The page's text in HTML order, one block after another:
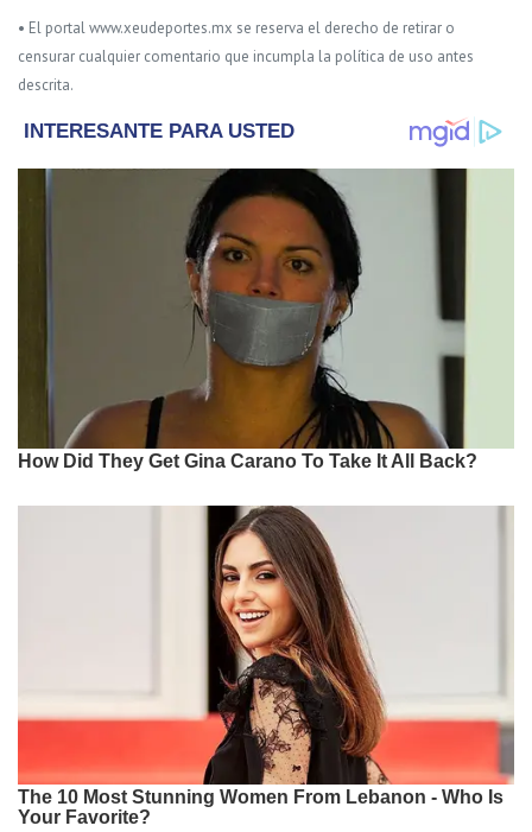
• El portal www.xeudeportes.mx se reserva el derecho de retirar o
censurar cualquier comentario que incumpla la política de uso antes
descrita.